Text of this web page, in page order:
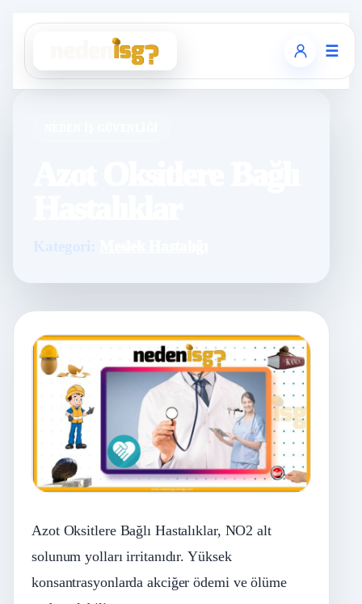
☰
Kategori:
Azot Oksitlere Bağlı Hastalıklar, NO2 alt
solunum yolları irritanıdır. Yüksek
konsantrasyonlarda akciğer ödemi ve ölüme